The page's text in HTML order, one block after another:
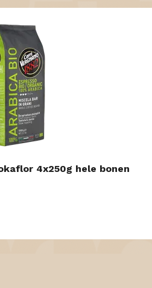
4x250g hele bonen